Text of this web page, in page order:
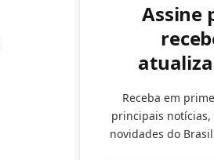
Assine
Receba em
principais notícias,
novidades do